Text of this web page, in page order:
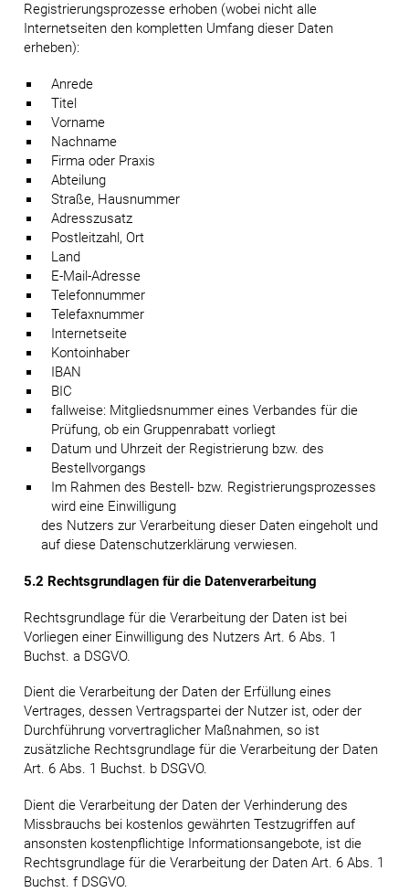
Registrierungsprozesse erhoben (wobei nicht alle
Internetseiten den kompletten Umfang dieser Daten
erheben):
Anrede
Titel
Vorname
Nachname
Firma oder Praxis
Abteilung
Straße, Hausnummer
Adresszusatz
Postleitzahl, Ort
Land
E-Mail-Adresse
Telefonnummer
Telefaxnummer
Internetseite
Kontoinhaber
IBAN
BIC
fallweise: Mitgliedsnummer eines Verbandes für die
Prüfung, ob ein Gruppenrabatt vorliegt
Datum und Uhrzeit der Registrierung bzw. des
Bestellvorgangs
Im Rahmen des Bestell- bzw. Registrierungsprozesses
wird eine Einwilligung
des Nutzers zur Verarbeitung dieser Daten eingeholt und
auf diese Datenschutzerklärung verwiesen.
5.2 Rechtsgrundlagen für die Datenverarbeitung
Rechtsgrundlage für die Verarbeitung der Daten ist bei
Vorliegen einer Einwilligung des Nutzers Art. 6 Abs. 1
Buchst. a DSGVO.
Dient die Verarbeitung der Daten der Erfüllung eines
Vertrages, dessen Vertragspartei der Nutzer ist, oder der
Durchführung vorvertraglicher Maßnahmen, so ist
zusätzliche Rechtsgrundlage für die Verarbeitung der Daten
Art. 6 Abs. 1 Buchst. b DSGVO.
Dient die Verarbeitung der Daten der Verhinderung des
Missbrauchs bei kostenlos gewährten Testzugriffen auf
ansonsten kostenpflichtige Informationsangebote, ist die
Rechtsgrundlage für die Verarbeitung der Daten Art. 6 Abs. 1
Buchst. f DSGVO.